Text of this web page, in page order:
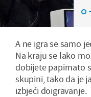
A ne igra se samo
Na kraju se lako
dobijete papirnato
skupini, tako da je
izbjeći doigravanje.